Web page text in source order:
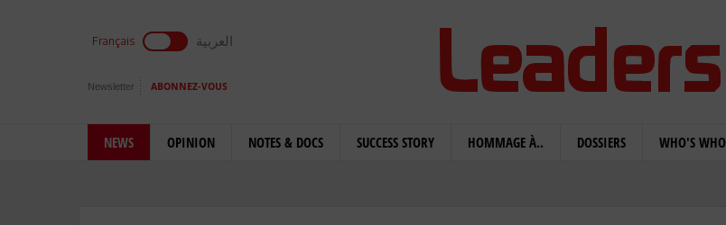
Français العربية
Newsletter ABONNEZ-VOUS
NEWS OPINION NOTES & DOCS SUCCESS STORY HOMMAGE À.. DOSSIERS WHO'S WHO